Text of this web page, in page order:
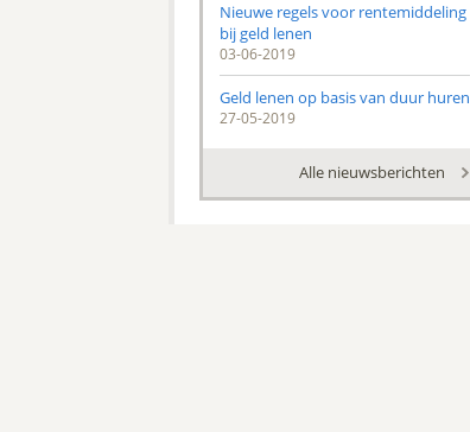
Nieuwe regels voor rentemiddeling
bij geld lenen
03-06-2019
Geld lenen op basis van duur huren
27-05-2019
Alle nieuwsberichten